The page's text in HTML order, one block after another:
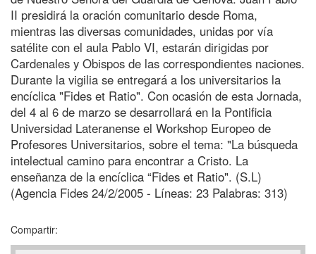
II presidirá la oración comunitario desde Roma,
mientras las diversas comunidades, unidas por vía
satélite con el aula Pablo VI, estarán dirigidas por
Cardenales y Obispos de las correspondientes naciones.
Durante la vigilia se entregará a los universitarios la
encíclica "Fides et Ratio". Con ocasión de esta Jornada,
del 4 al 6 de marzo se desarrollará en la Pontificia
Universidad Lateranense el Workshop Europeo de
Profesores Universitarios, sobre el tema: "La búsqueda
intelectual camino para encontrar a Cristo. La
enseñanza de la encíclica “Fides et Ratio". (S.L)
(Agencia Fides 24/2/2005 - Líneas: 23 Palabras: 313)
Compartir: